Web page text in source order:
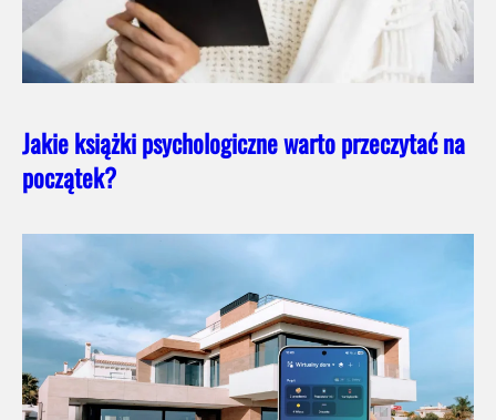
Jakie książki psychologiczne warto przeczytać na
początek?